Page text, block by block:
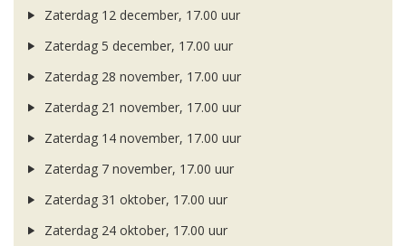
Zaterdag 12 december, 17.00 uur
Zaterdag 5 december, 17.00 uur
Zaterdag 28 november, 17.00 uur
Zaterdag 21 november, 17.00 uur
Zaterdag 14 november, 17.00 uur
Zaterdag 7 november, 17.00 uur
Zaterdag 31 oktober, 17.00 uur
Zaterdag 24 oktober, 17.00 uur